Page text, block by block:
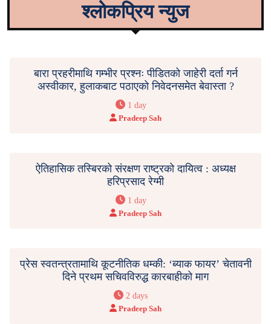
श्लोकप्रिय न्युज
बारा प्रहरीमाथि गम्भीर प्रश्नः पीडितको जाहेरी दर्ता गर्न
अस्वीकार, हुलाकबाट पठाएको निवेदनसमेत बेवास्ता ?
1 day
Pradeep Sah
ऐतिहासिक तस्बिरको संरक्षण राष्ट्रको दायित्व : अध्यक्ष
हरिप्रसाद रेग्मी
1 day
Pradeep Sah
प्रेस स्वतन्त्रतामाथि कूटनीतिक धम्की: ‘ब्याक फायर’ चेतावनी
दिने प्रथम सचिवविरुद्ध कारबाहीको माग
2 days
Pradeep Sah